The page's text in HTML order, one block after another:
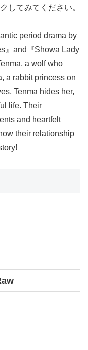
してみてください。
period drama by
』and『Showa Lady
a wolf who
a rabbit princess on
Tenma hides her,
life. Their
and heartfelt
their relationship